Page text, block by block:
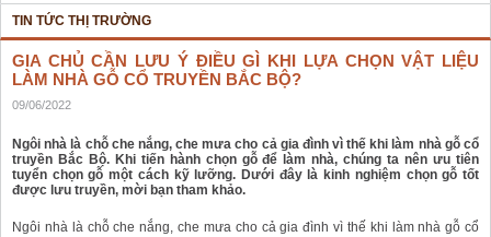
TIN TỨC THỊ TRƯỜNG
GIA CHỦ CẦN LƯU Ý ĐIỀU GÌ KHI LỰA CHỌN VẬT LIỆU
LÀM NHÀ GỖ CỔ TRUYỀN BẮC BỘ?
09/06/2022
Ngôi nhà là chỗ che nắng, che mưa cho cả gia đình vì thế khi làm nhà gỗ cổ
truyền Bắc Bộ. Khi tiến hành chọn gỗ để làm nhà, chúng ta nên ưu tiên
tuyển chọn gỗ một cách kỹ lưỡng. Dưới đây là kinh nghiệm chọn gỗ tốt
được lưu truyền, mời bạn tham khảo.
Ngôi nhà là chỗ che nắng, che mưa cho cả gia đình vì thế khi làm nhà gỗ cổ